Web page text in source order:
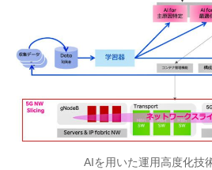
AIを用いた運用高度化技